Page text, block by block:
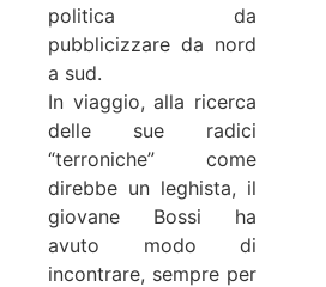
politica da
pubblicizzare da nord
a sud.
In viaggio, alla ricerca
delle sue radici
“terroniche” come
direbbe un leghista, il
giovane Bossi ha
avuto modo di
incontrare, sempre per